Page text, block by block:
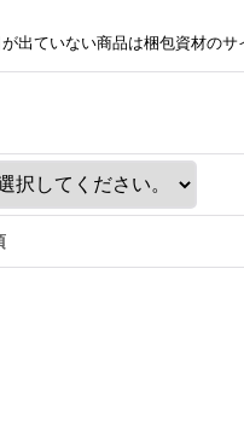
出ていない商品は梱包資材のサ